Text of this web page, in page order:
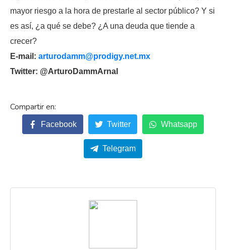
mayor riesgo a la hora de prestarle al sector público? Y si
es así, ¿a qué se debe? ¿A una deuda que tiende a
crecer?
E-mail: arturodamm@prodigy.net.mx
Twitter: @ArturoDammArnal
Facebook Twitter Whatsapp
Telegram